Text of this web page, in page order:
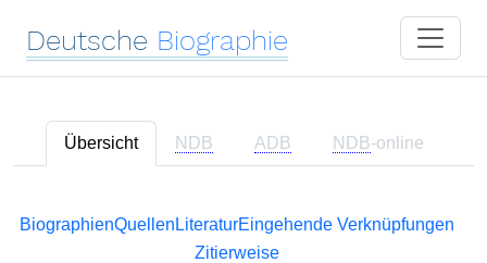
Deutsche Biographie
Übersicht NDB ADB NDB-online
BiographienQuellen LiteraturEingehende Verknüpfungen
Zitierweise